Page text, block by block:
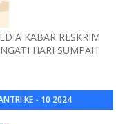
KABAR RESKRIM
HARI SUMPAH
KE - 10 2024